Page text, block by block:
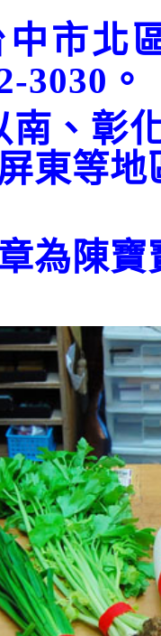
市北
3030。
南、彰
東等地
為陳